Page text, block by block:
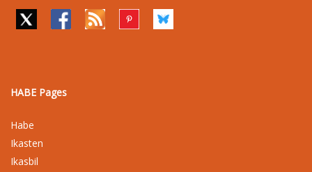
HABE Pages
Habe
Ikasten
Ikasbil